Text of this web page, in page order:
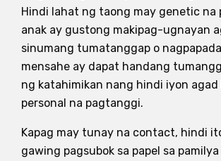
Hindi lahat ng taong may genetic na
anak ay gustong makipag-ugnayan
sinumang tumatanggap o
mensahe ay dapat handang
ng katahimikan nang hindi iyon
personal na pagtanggi.
Kapag may tunay na contact, hindi
gawing pagsubok sa papel sa